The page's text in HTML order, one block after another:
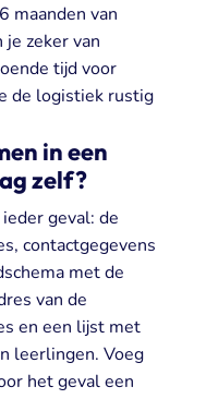
maanden van
je zeker van
tijd voor
de logistiek rustig
in een
zelf?
geval: de
contactgegevens
met de
van de
en een lijst met
leerlingen. Voeg
het geval een